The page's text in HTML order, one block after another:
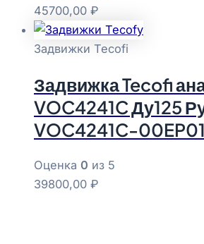
45700,00 ₽
Задвижки Tecofi
Задвижка Tecofi
VOC4241C Ду125
VOC4241C-
Оценка 0 из 5
39800,00 ₽